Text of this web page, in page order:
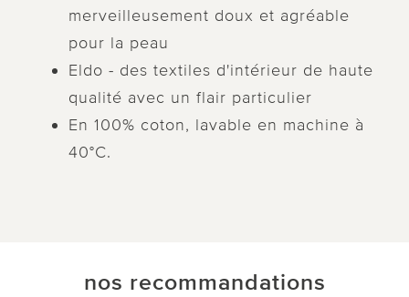
merveilleusement doux et agréable
pour la peau
Eldo - des textiles d'intérieur de haute
qualité avec un flair particulier
En 100% coton, lavable en machine à
40°C.
nos recommandations